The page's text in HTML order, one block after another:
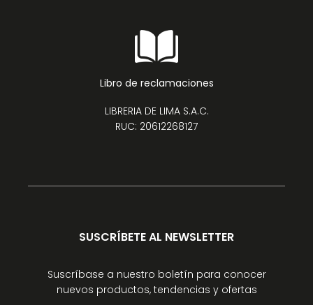
Libro de reclamaciones
LIBRERIA DE LIMA S.A.C.
RUC: 20612268127
SUSCRÍBETE AL NEWSLETTER
Suscríbase a nuestro boletín para conocer
nuevos productos, tendencias y ofertas